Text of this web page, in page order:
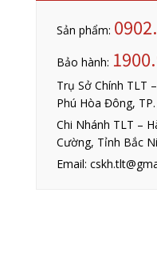
Sản phẩm:
Bảo hành:
Trụ Sở Chính TLT
Phú Hòa Đông,
Chi Nhánh TLT –
Cường, Tỉnh Bắc
Email: